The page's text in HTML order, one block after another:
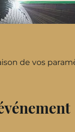
de vos